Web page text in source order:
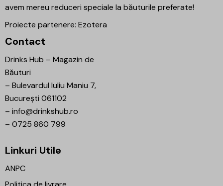
avem mereu reduceri speciale la băuturile preferate!
Proiecte partenere: Ezotera
Contact
Drinks Hub – Magazin de
Băuturi
– Bulevardul Iuliu Maniu 7,
București 061102
– info@drinkshub.ro
– 0725 860 799
Linkuri Utile
ANPC